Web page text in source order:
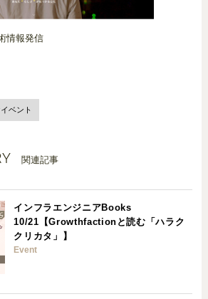
情報発信
ベント
関連記事
インフラエンジニアBooks
10/21【Growthfactionと読む「ハラク
クリカタ」】
Event